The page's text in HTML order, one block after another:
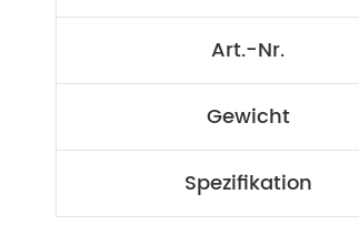
Art.-Nr.
Gewicht
Spezifikation